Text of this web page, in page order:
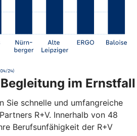
im Ernstfall
Sie schnelle und umfangreiche
R+V. Innerhalb von 48
Berufsunfähigkeit der R+V